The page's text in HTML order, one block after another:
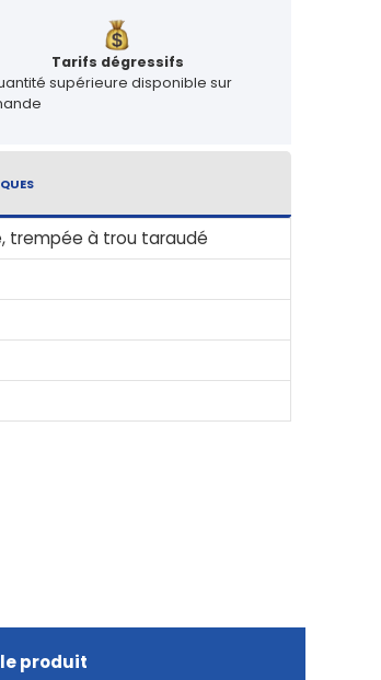
Tarifs dégressifs
supérieure disponible sur
trempée à trou taraudé
produit